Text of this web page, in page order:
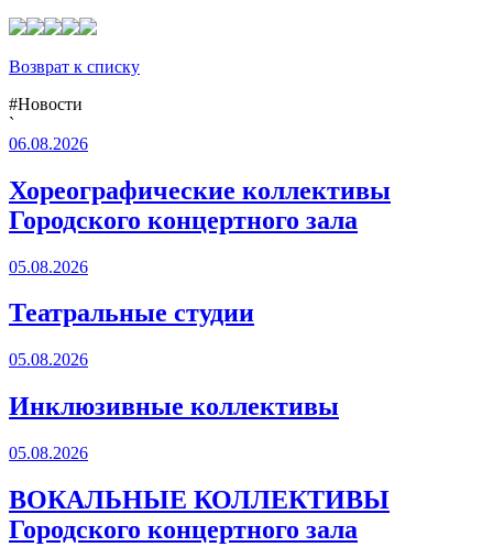
Возврат к списку
#Новости
`
06.08.2026
Хореографические коллективы
Городского концертного зала
05.08.2026
Театральные студии
05.08.2026
Инклюзивные коллективы
05.08.2026
ВОКАЛЬНЫЕ КОЛЛЕКТИВЫ
Городского концертного зала